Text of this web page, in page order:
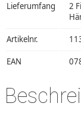
Lieferumfang
2
Artikelnr.
EAN